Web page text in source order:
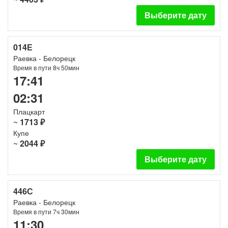
Выберите дату
014Е
Раевка - Белорецк
Время в пути 8ч 50мин
17:41
02:31
Плацкарт
~ 1713 ₽
Купе
~ 2044 ₽
Выберите дату
446С
Раевка - Белорецк
Время в пути 7ч 30мин
11:30